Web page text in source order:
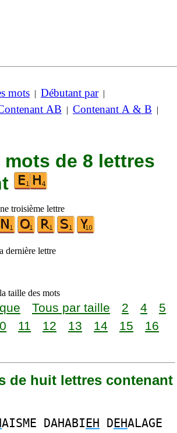
mots | Débutant par|
AB | Contenant A & B |
de 8 lettres
troisième lettre
dernière lettre
taille des mots
Tous par taille 2 4
5
11 12 13 14 15
16
de huit lettres contenant
AISME DAHABIEH DEHALAGE